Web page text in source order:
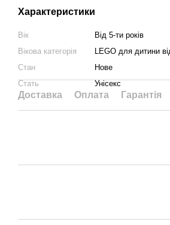
Характеристики
Вік
Від 5-ти років
Вікова категорія
LEGO для дитини
Стан
Нове
Стать
Унісекс
Доставка Оплата Гарантія